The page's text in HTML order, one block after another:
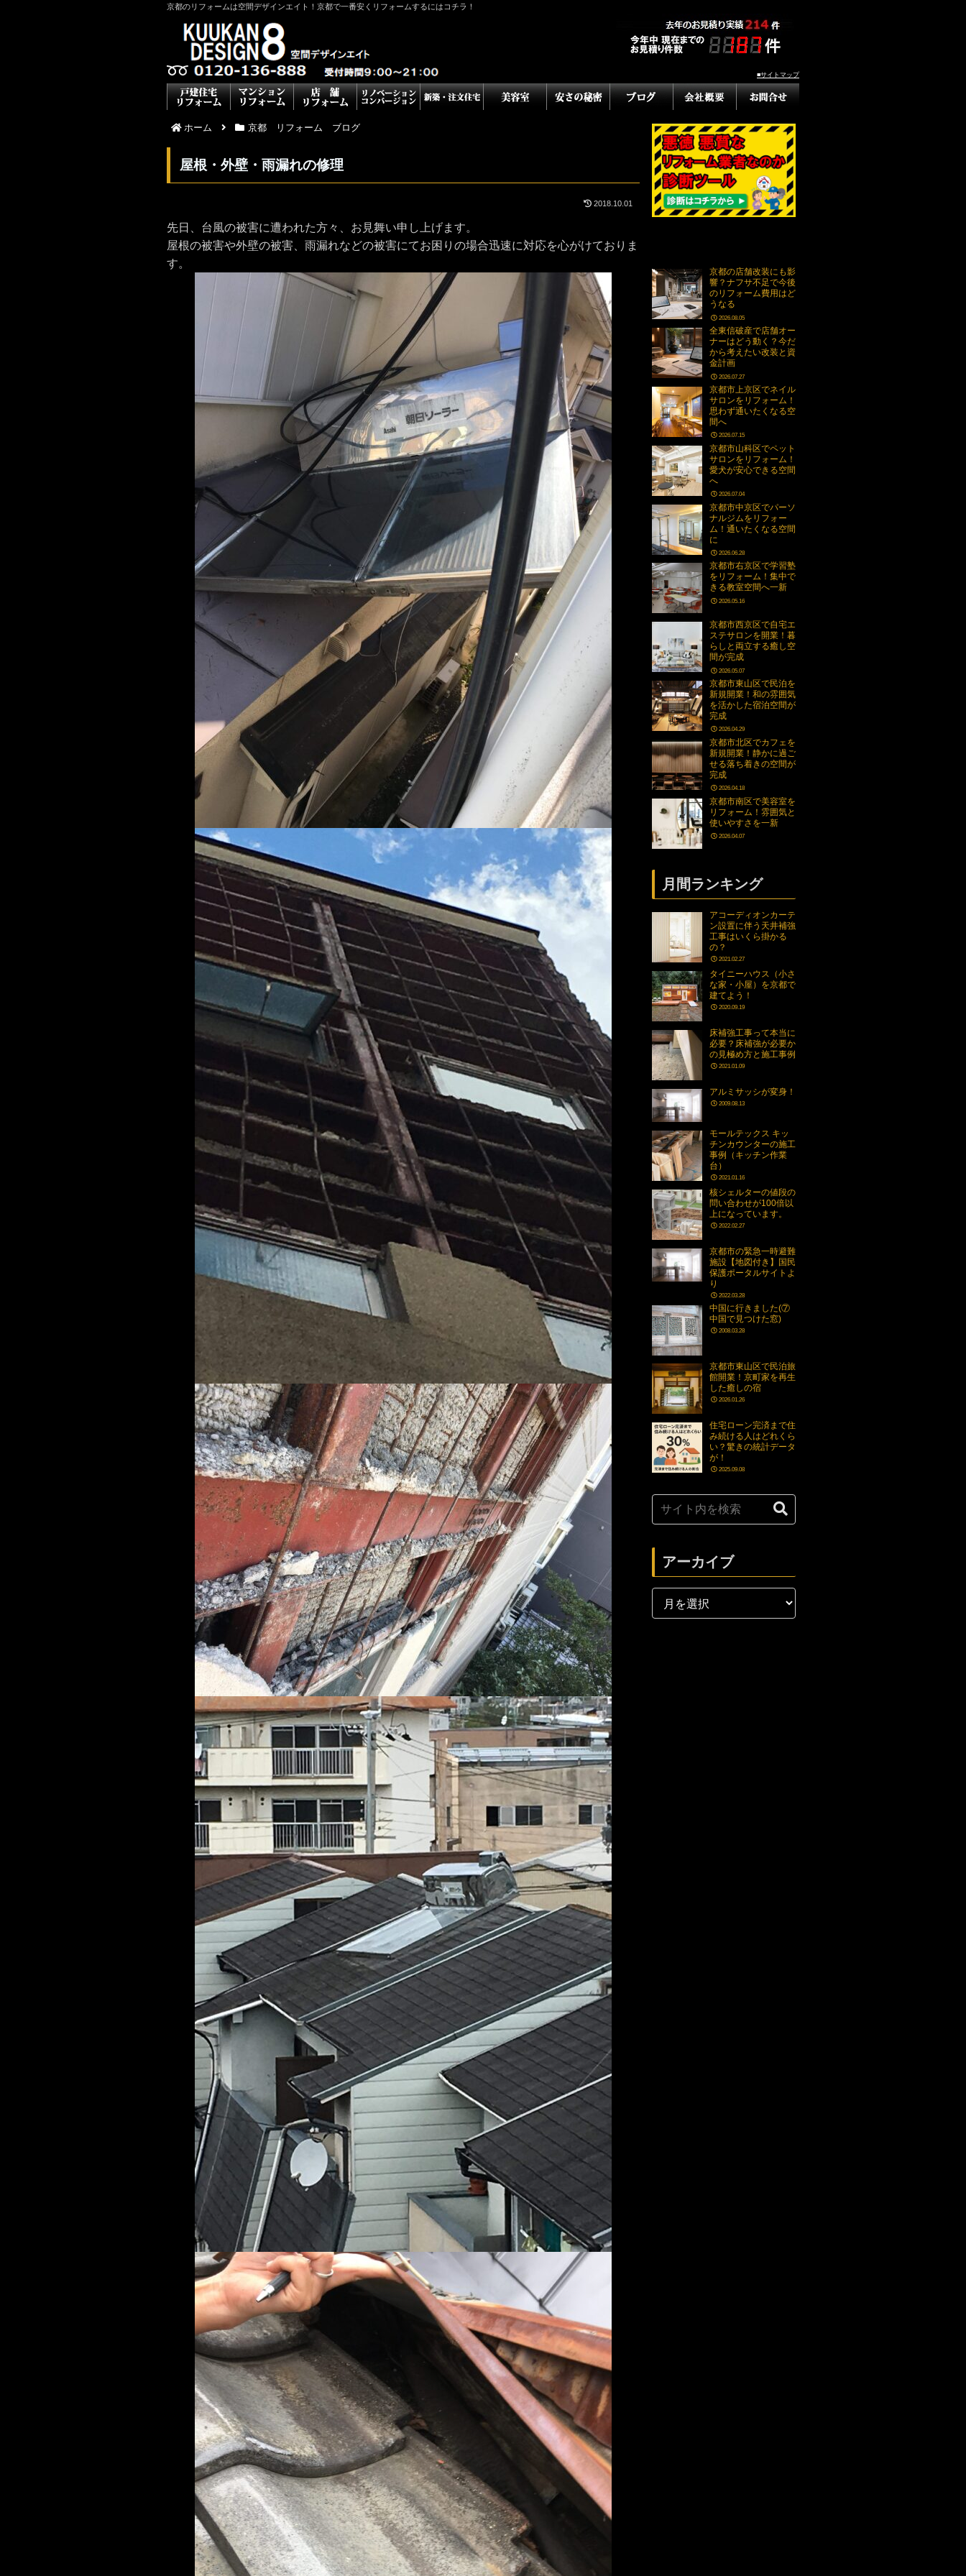
京都のリフォームは空間デザインエイト！京都で一番安くリフォームするにはコチラ！
■サイトマップ
ホーム 京都 リフォーム ブログ
屋根・外壁・雨漏れの修理
2018.10.01
先日、台風の被害に遭われた方々、お見舞い申し上げます。
屋根の被害や外壁の被害、雨漏れなどの被害にてお困りの場合迅速に対応を心がけておりま
す。
京都の店舗改装にも影
響？ナフサ不足で今後
のリフォーム費用はど
うなる
2026.08.05
全東信破産で店舗オー
ナーはどう動く？今だ
から考えたい改装と資
金計画
2026.07.27
京都市上京区でネイル
サロンをリフォーム！
思わず通いたくなる空
間へ
2026.07.15
京都市山科区でペット
サロンをリフォーム！
愛犬が安心できる空間
へ
2026.07.04
京都市中京区でパーソ
ナルジムをリフォー
ム！通いたくなる空間
に
2026.06.28
京都市右京区で学習塾
をリフォーム！集中で
きる教室空間へ一新
2026.05.16
京都市西京区で自宅エ
ステサロンを開業！暮
らしと両立する癒し空
間が完成
2026.05.07
京都市東山区で民泊を
新規開業！和の雰囲気
を活かした宿泊空間が
完成
2026.04.29
京都市北区でカフェを
新規開業！静かに過ご
せる落ち着きの空間が
完成
2026.04.18
京都市南区で美容室を
リフォーム！雰囲気と
使いやすさを一新
2026.04.07
月間ランキング
アコーディオンカーテ
ン設置に伴う天井補強
工事はいくら掛かる
の？
2021.02.27
タイニーハウス（小さ
な家・小屋）を京都で
建てよう！
2020.09.19
床補強工事って本当に
必要？床補強が必要か
の見極め方と施工事例
2021.01.09
アルミサッシが変身！
2009.08.13
モールテックス キッ
チンカウンターの施工
事例（キッチン作業
台）
2021.01.16
核シェルターの値段の
問い合わせが100倍以
上になっています。
2022.02.27
京都市の緊急一時避難
施設【地図付き】国民
保護ポータルサイトよ
り
2022.03.28
中国に行きました(⑦
中国で見つけた窓)
2008.03.28
京都市東山区で民泊旅
館開業！京町家を再生
した癒しの宿
2026.01.26
住宅ローン完済まで住
み続ける人はどれくら
い？驚きの統計データ
が！
2025.09.08
アーカイブ